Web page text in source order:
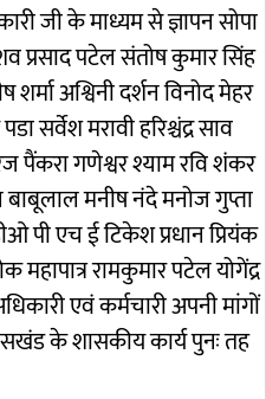
जी के माध्यम से ज्ञापन सोपा
प्रसाद पटेल संतोष कुमार सिंह
शर्मा अश्विनी दर्शन विनोद मेहर
सर्वेश मरावी हरिश्चंद्र साव
गणेश्वर श्याम रवि शंकर
मनीष नंदे मनोज गुप्ता
पी एच ई टिकेश प्रधान प्रियंक
रामकुमार पटेल योगेंद्र
एवं कर्मचारी अपनी मांगों
के शासकीय कार्य पुनः तह